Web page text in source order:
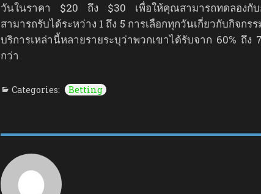
วันในราคา $20 ถึง $30 เพื่อให้คุณสามารถทดลองกับ
สามารถรับได้ระหว่าง 1 ถึง 5 การเลือกทุกวันเกี่ยวกับกิจ
บริการเหล่านี้หลายรายระบุว่าพวกเขาได้รับจาก 60% ถึง
กว่า
Categories: Betting